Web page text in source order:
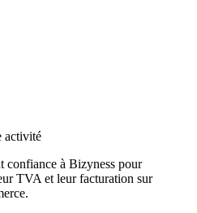
activité
confiance à Bizyness pour
TVA et leur facturation sur